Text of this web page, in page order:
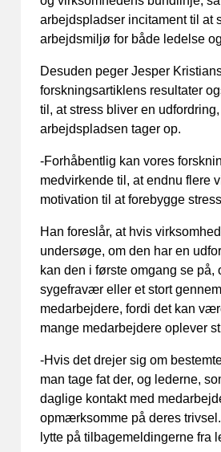
arbejdspladser incitament til at
arbejdsmiljø for både ledelse
Desuden peger Jesper
forskningsartiklens resultater
til, at stress bliver en
arbejdspladsen tager op.
-Forhåbentlig kan vores
medvirkende til, at endnu flere
motivation til at forebygge
Han foreslår, at hvis
undersøge, om den har en
kan den i første omgang se på,
sygefravær eller et stort
medarbejdere, fordi det kan
mange medarbejdere oplever
-Hvis det drejer sig om
man tage fat der, og lederne,
daglige kontakt med
opmærksomme på deres
lytte på tilbagemeldingerne fra